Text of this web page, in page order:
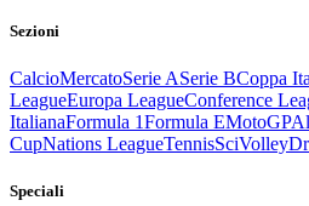
Sezioni
CalcioMercatoSerie ASerie BCoppa
LeagueEuropa LeagueConference
ItalianaFormula 1Formula EMotoGP
CupNations LeagueTennisSciVolley
Speciali